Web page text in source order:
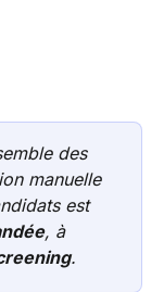
des
manuelle
est
, à
.